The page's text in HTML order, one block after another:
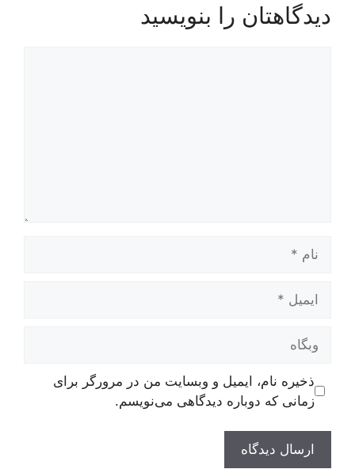
دیدگاهتان را بنویسید
وبگاه
ذخیره نام، ایمیل و وبسایت من در مرورگر برای
زمانی که دوباره دیدگاهی می‌نویسم.